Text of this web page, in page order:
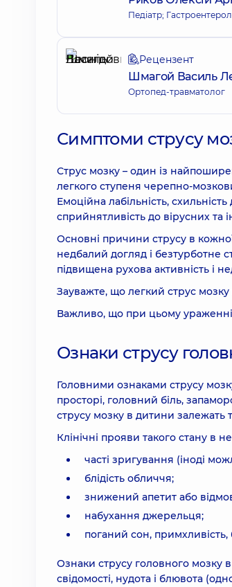
Педіатр;
Рецензент
Шмагой Василь
Ортопед-травматолог
Симптоми струсу
Струс мозку – один із
легкого ступеня черепно-
Емоційна лабільність,
сприйнятливість до вірусних
Основні причини струсу в
недбалий догляд і безтурботне
підвищена рухова активність і
Зауважте, що легкий струс
Важливо, що при цьому ураженні
Ознаки струсу
Головними ознаками струсу
просторі, головний біль,
струсу мозку в дитини залежать
Клінічні прояви такого стану в
часті зригування (іноді
блідість обличчя;
знижений апетит або
набухання джерельця;
поганий сон,
Ознаки струсу головного мозку
свідомості, нудота і блювота